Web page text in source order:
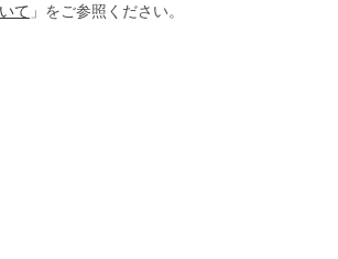
て 」をご参照ください。